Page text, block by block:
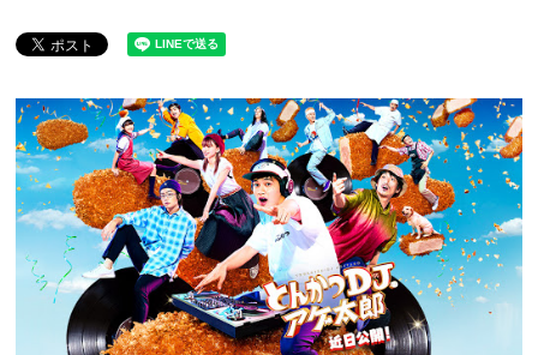
調査レポート
プロが見たこの映画 業界知恵袋
Podcast データでヒット予報
KIQ REPORTとは? 運営会社
お問い合わせ 利用規約